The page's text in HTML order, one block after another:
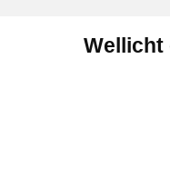
Wellicht